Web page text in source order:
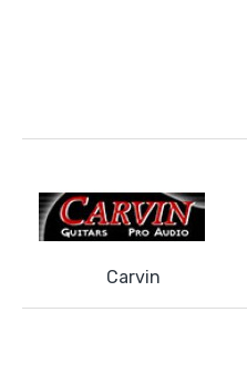
Carvin